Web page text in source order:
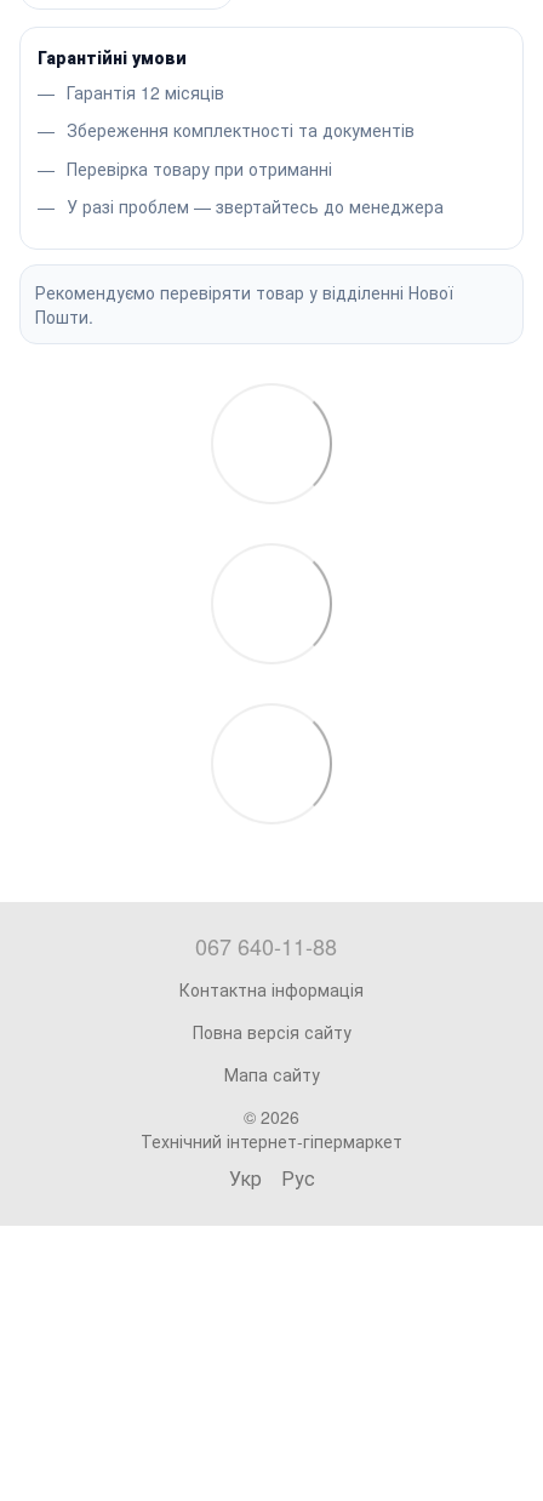
Гарантійні умови
Гарантія 12 місяців
Збереження комплектності та документів
Перевірка товару при отриманні
У разі проблем — звертайтесь до менеджера
Рекомендуємо перевіряти товар у відділенні Нової
Пошти.
067 640-11-88
Контактна інформація
Повна версія сайту
Мапа сайту
© 2026
Технічний інтернет-гіпермаркет
Укр Рус